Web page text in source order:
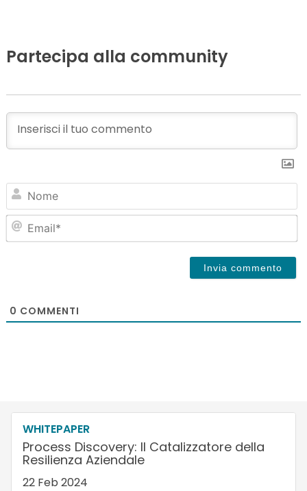
Partecipa alla community
0 COMMENTI
WHITEPAPER
Process Discovery: Il Catalizzatore della
Resilienza Aziendale
22 Feb 2024